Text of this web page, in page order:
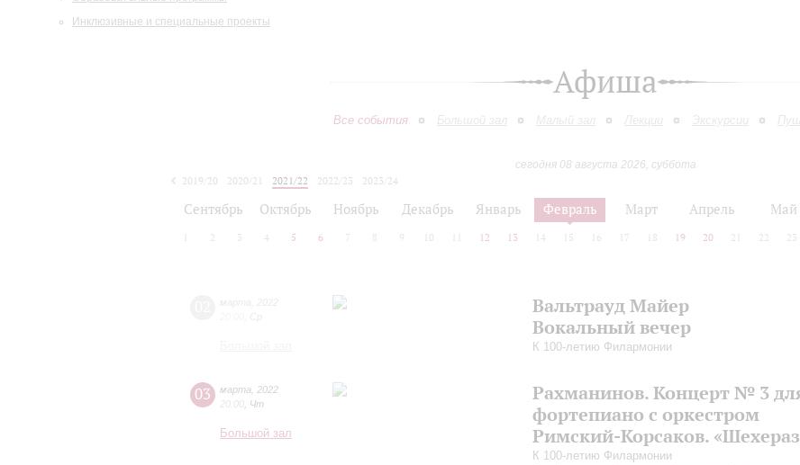
Инклюзивные и специальные проекты
Афиша
Все события Большой зал Малый зал Лекции Экскурсии
сегодня 08 августа 2026, суббота
2019/20
2020/21 2021/22 2022/23
2023/24
Сентябрь Октябрь Ноябрь Декабрь Январь Февраль Март Апрель Май
2 3 4 5 6 7 8 9 10 12 13 14 15 16 17 18 19 20 21 22 23
Вальтрауд Майер
Вокальный вечер
К 100-летию Филармонии
03 марта
2022
20:00 Чт
Большой зал
Рахманинов. Концерт № 3
фортепиано с оркестром
Римский-Корсаков.
К 100-летию Филармонии